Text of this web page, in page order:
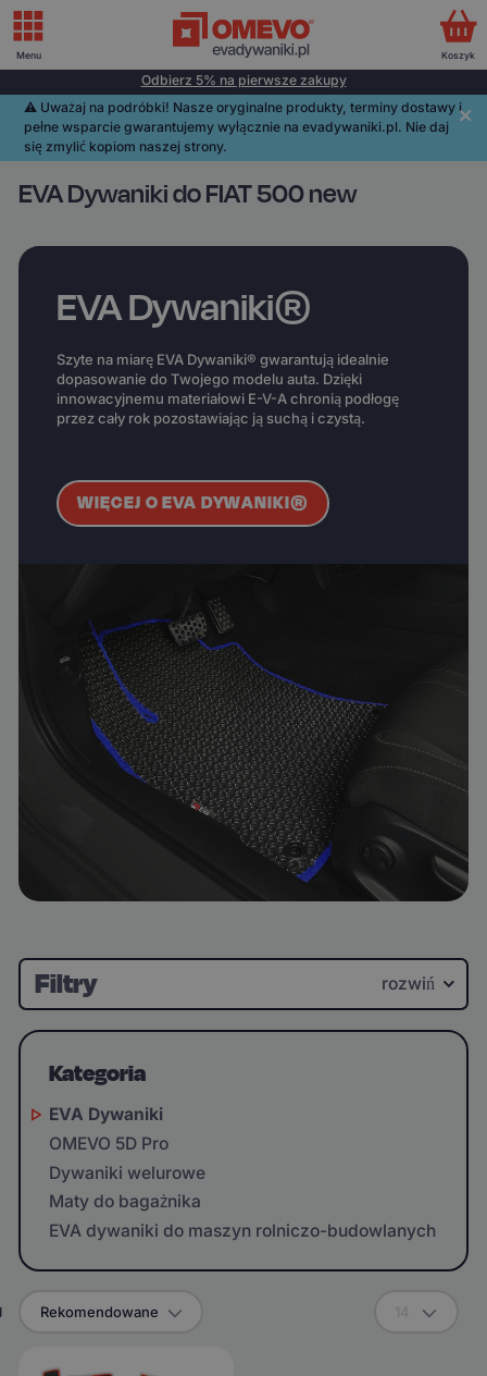
Odbierz 5% na pierwsze zakupy
⚠️️ Uważaj na podróbki! Nasze oryginalne produkty, terminy dostawy i
pełne wsparcie gwarantujemy wyłącznie na evadywaniki.pl. Nie daj
się zmylić kopiom naszej strony.
EVA Dywaniki do FIAT 500 new
EVA Dywaniki®
Szyte na miarę EVA Dywaniki® gwarantują idealnie
dopasowanie do Twojego modelu auta. Dzięki
innowacyjnemu materiałowi E-V-A chronią podłogę
przez cały rok pozostawiając ją suchą i czystą.
WIĘCEJ O EVA DYWANIKI®
Filtry rozwiń
Kategoria
EVA Dywaniki
OMEVO 5D Pro
Dywaniki welurowe
Maty do bagażnika
EVA dywaniki do maszyn rolniczo-budowlanych
Rekomendowane
Menu Koszyk